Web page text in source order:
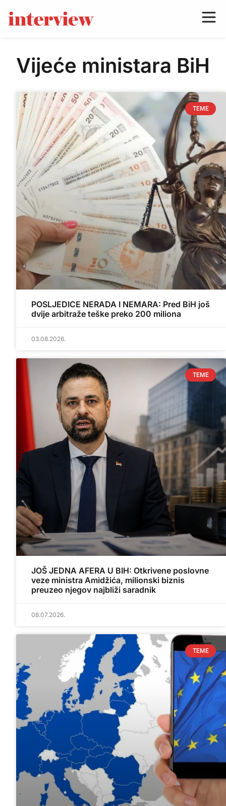
Vijeće ministara BiH
TEME
POSLJEDICE NERADA I NEMARA: Pred BiH još
dvije arbitraže teške preko 200 miliona
03.08.2026.
TEME
JOŠ JEDNA AFERA U BIH: Otkrivene poslovne
veze ministra Amidžića, milionski biznis
preuzeo njegov najbliži saradnik
08.07.2026.
TEME